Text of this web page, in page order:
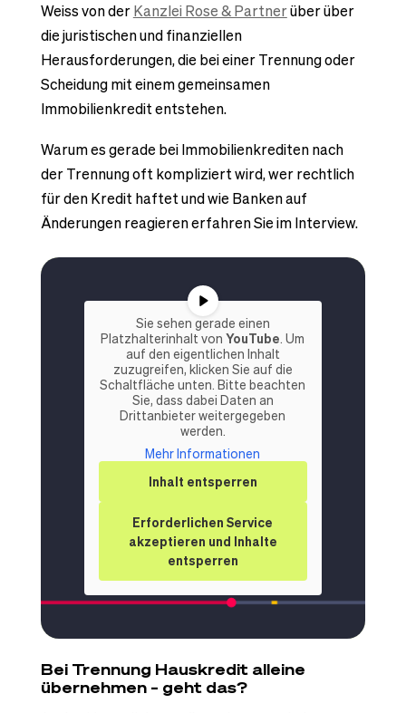
Weiss von derKanzlei Rose & Partnerüber über
die juristischen und finanziellen
Herausforderungen, die bei einer Trennung oder
Scheidung mit einem gemeinsamen
Immobilienkredit entstehen.
Warum es gerade bei Immobilienkrediten nach
der Trennung oft kompliziert wird, wer rechtlich
für den Kredit haftet und wie Banken auf
Änderungen reagieren erfahren Sie im Interview.
Sie sehen gerade einen
Platzhalterinhalt vonYouTube. Um
auf den eigentlichen Inhalt
zuzugreifen, klicken Sie auf die
Schaltfläche unten. Bitte beachten
Sie, dass dabei Daten an
Drittanbieter weitergegeben
werden.
Mehr Informationen
Inhalt entsperren
Erforderlichen Service
akzeptieren und Inhalte
entsperren
Bei Trennung Hauskredit alleine
übernehmen – geht das?